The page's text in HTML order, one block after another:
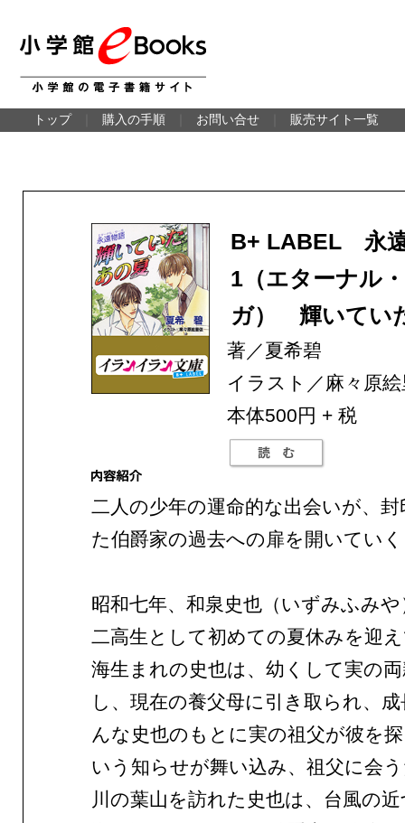
トップ 購入の手順 お問い合せ 販売サイト一覧
B+ LABEL 永
1（エターナル
ガ） 輝いてい
著／夏希碧
イラスト／麻々原
本体500円 + 税
二人の少年の運命的な出会いが、
た伯爵家の過去への扉を開いてい
昭和七年、和泉史也（いずみふみ
二高生として初めての夏休みを迎
海生まれの史也は、幼くして実の
し、現在の養父母に引き取られ、
んな史也のもとに実の祖父が彼を
いう知らせが舞い込み、祖父に会
川の葉山を訪れた史也は、台風の